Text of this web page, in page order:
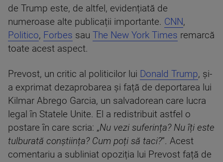
de Trump este, de altfel, evidențiată de
numeroase alte publicații importante. CNN,
Politico, Forbes sau The New York Times remarcă
toate acest aspect.
Prevost, un critic al politicilor lui Donald Trump, și-
a exprimat dezaprobarea și față de deportarea lui
Kilmar Abrego Garcia, un salvadorean care lucra
legal în Statele Unite. El a redistribuit astfel o
postare în care scria: „Nu vezi suferința? Nu îți este
tulburată conștiința? Cum poți să taci?”. Acest
comentariu a subliniat opoziția lui Prevost față de